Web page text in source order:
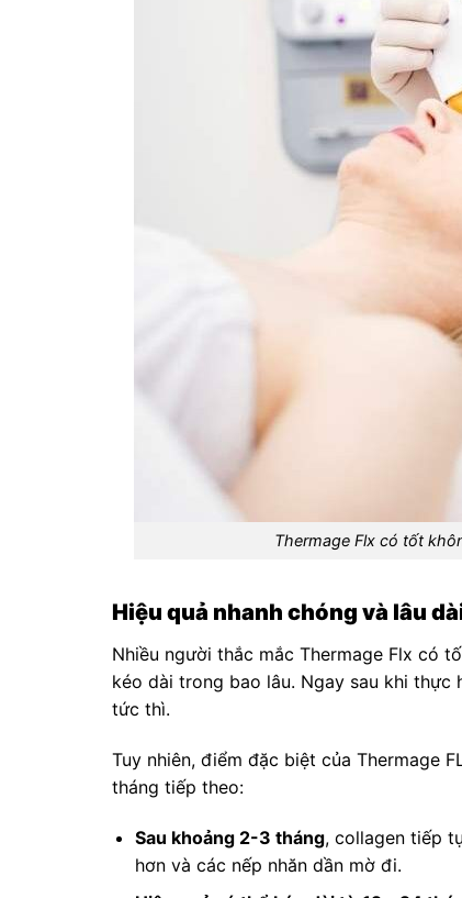
Thermage Flx có tốt
Hiệu quả nhanh chóng và lâu
Nhiều người thắc mắc Thermage Flx có
kéo dài trong bao lâu. Ngay sau khi thực
tức thì.
Tuy nhiên, điểm đặc biệt của Thermage
tháng tiếp theo:
Sau khoảng 2-3 tháng, collagen tiếp
hơn và các nếp nhăn dần mờ đi.